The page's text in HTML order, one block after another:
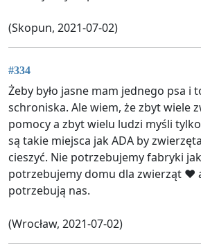
(Skopun, 2021-07-02)
#334
Żeby było jasne mam jednego psa i
schroniska. Ale wiem, że zbyt wiele
pomocy a zbyt wielu ludzi myśli
są takie miejsca jak ADA by
cieszyć. Nie potrzebujemy fabryki
potrzebujemy domu dla zwierząt ♥️
potrzebują nas.
(Wrocław, 2021-07-02)